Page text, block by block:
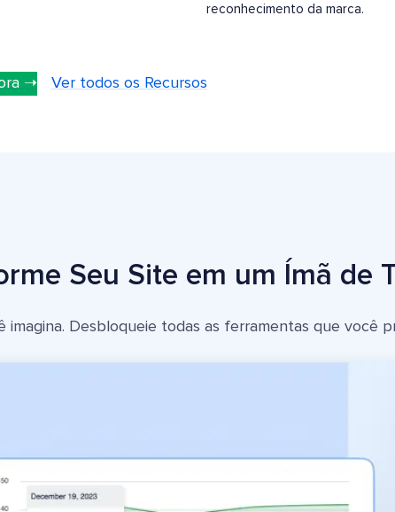
reconhecimento da marca.
➝ Ver todos os Recursos
Seu Site em um Ímã de
imagina. Desbloqueie todas as ferramentas que você